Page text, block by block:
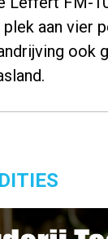
aan vier
ook